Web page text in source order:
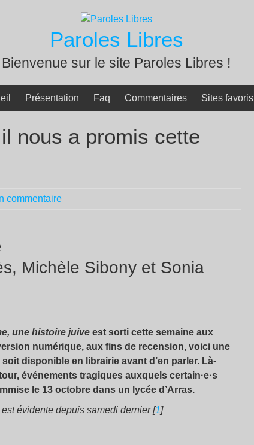
Paroles Libres
Bienvenue sur le site Paroles Libres !
Présentation Faq Commentaires Sites favoris
nous a promis cette
commentaire
Michèle Sibony et Sonia
une histoire juive est sorti cette semaine aux
numérique, aux fins de recension, voici une
disponible en librairie avant d’en parler. Là-
événements tragiques auxquels certain·e·s
le 13 octobre dans un lycée d’Arras.
évidente depuis samedi dernier [1]